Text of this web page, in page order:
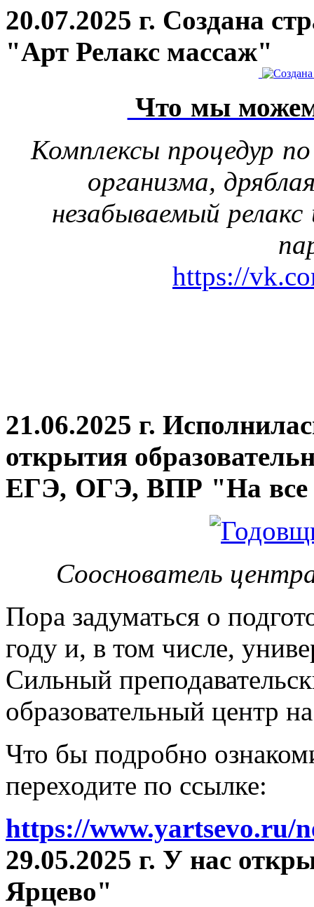
20.07.2025 г. Создана
"Арт Релакс массаж"
Что мы
Комплексы процедур
организма,
незабываемый
https://
21.06.2025 г.
открытия
ЕГЭ, ОГЭ, ВПР "На все
Сооснователь
Пора задуматься о
году и, в том числе,
Сильный
образовательный центр
Что бы подробно
переходите по ссылке:
https://www.yartsevo.ru/
29.05.2025 г. У нас
Ярцево"